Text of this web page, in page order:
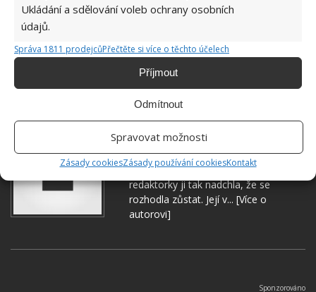
Ukládání a sdělování voleb ochrany osobních
údajů.
Správa 1811 prodejcůPřečtěte si více o těchto účelech
Příjmout
Odmítnout
Spravovat možnosti
Zásady cookiesZásady používání cookiesKontakt
BYDLENÍ BYT DOMOV REKONSTRUKCE
Přidejte svůj názor
Hana Musilová
Do redakce Bydlimeutulne.cz se
přidala během svých studií a práce
redaktorky ji tak nadchla, že se
rozhodla zůstat. Její v... [Více o
autorovi]